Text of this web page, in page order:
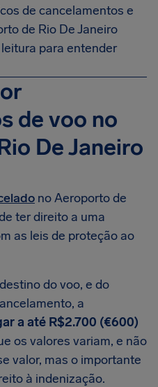
de cancelamentos e
de Rio De Janeiro
para entender
de voo no
De Janeiro
no Aeroporto de
ter direito a uma
as leis de proteção ao
do voo, e do
a
a até R$2.700 (€600)
os valores variam, e não
valor, mas o importante
à indenização.